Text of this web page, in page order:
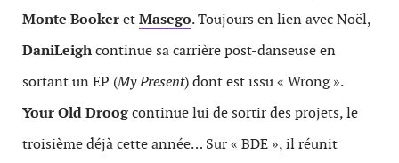
Monte BookeretMasego. Toujours en lien avec Noël,
DaniLeighcontinue sa carrière post-danseuse en
sortant un EP (My Present) dont est issu « Wrong ».
Your Old Droogcontinue lui de sortir des projets, le
troisième déjà cette année… Sur « BDE », il réunit